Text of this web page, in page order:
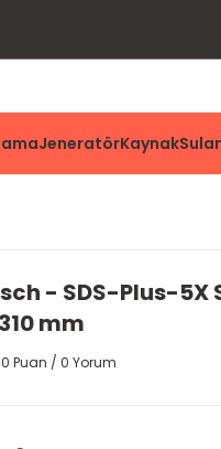
JeneratörKaynak
- SDS-Plus-5X
mm
Puan / 0 Yorum